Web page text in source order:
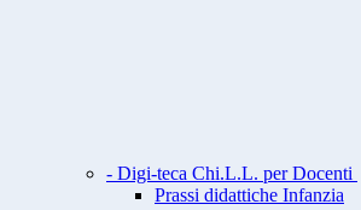
- Digi-teca Chi.L.L. per Docenti
Prassi didattiche Infanzia